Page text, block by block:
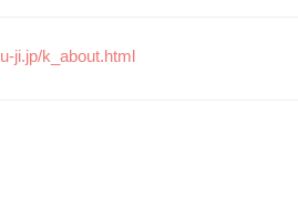
ji.jp/k_about.html